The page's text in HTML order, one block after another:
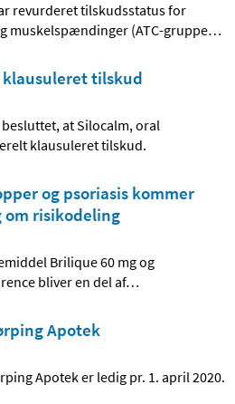
revurderet tilskudsstatus for
muskelspændinger (ATC-gruppe…
tilskud
at Silocalm, oral
klausuleret tilskud.
og psoriasis kommer
om risikodeling
Brilique 60 mg og
bliver en del af…
Apotek
Apotek er ledig pr. 1. april 2020.